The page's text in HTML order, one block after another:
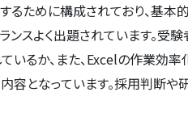
るために構成されており、基
ンスよく出題されています。
いるか、また、Excelの作業効
容となっています。採用判断